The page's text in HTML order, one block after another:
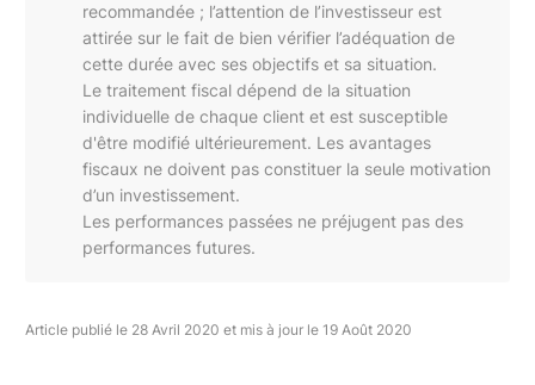
recommandée ; l’attention de l’investisseur est
attirée sur le fait de bien vérifier l’adéquation de
cette durée avec ses objectifs et sa situation.
Le traitement fiscal dépend de la situation
individuelle de chaque client et est susceptible
d'être modifié ultérieurement. Les avantages
fiscaux ne doivent pas constituer la seule motivation
d’un investissement.
Les performances passées ne préjugent pas des
performances futures.
Article publié le 28 Avril 2020 et mis à jour le 19 Août 2020